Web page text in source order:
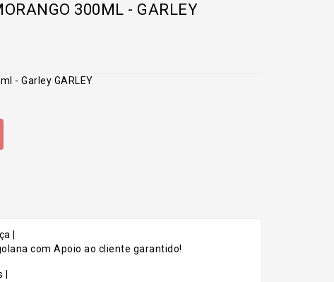
300ML - GARLEY
- Garley GARLEY
|
com Apoio ao cliente garantido!